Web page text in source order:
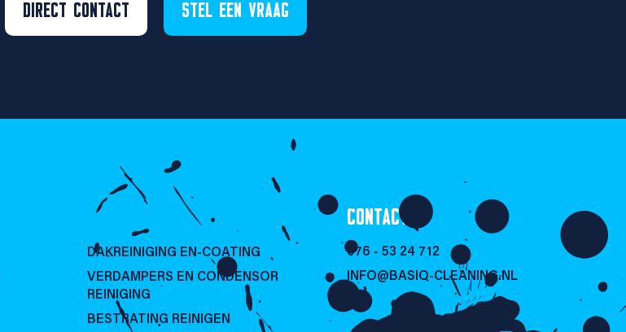
DIRECT CONTACT STEL EEN VRAAG
DAKREINIGING EN-COATING
VERDAMPERS EN CONDENSOR
REINIGING
BESTRATING REINIGEN
CONTACT
076 - 53 24 712
INFO@BASIQ-CLEANING.NL